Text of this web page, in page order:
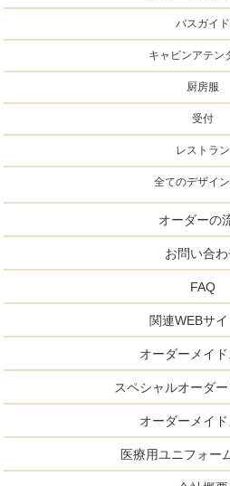
バスガイド
キャビンアテン
厨房服
受付
レストラン
全てのデザイ
オーダーの
お問い合
FAQ
関連WEBサ
オーダーメイ
スペシャルオーダ
オーダーメイ
医療用ユニフォー